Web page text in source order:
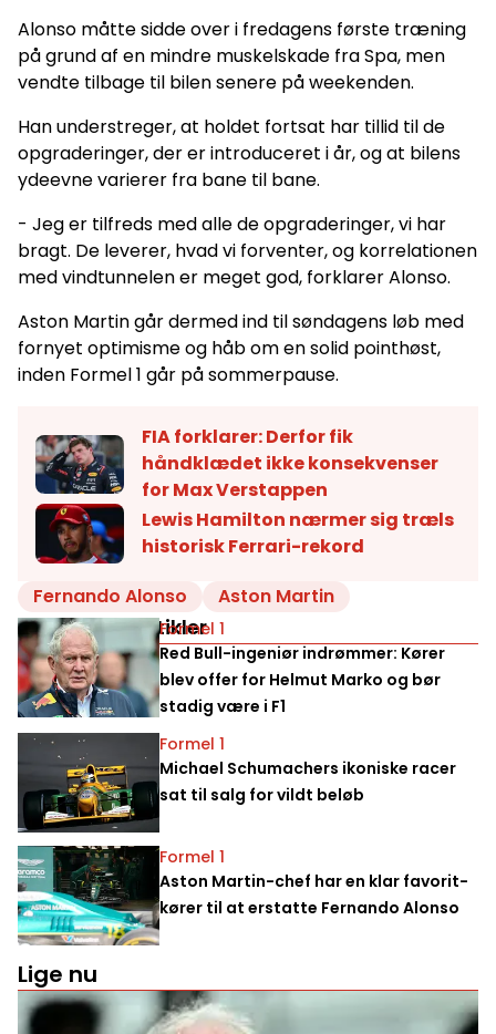
Alonso måtte sidde over i fredagens første træning
på grund af en mindre muskelskade fra Spa, men
vendte tilbage til bilen senere på weekenden.
Han understreger, at holdet fortsat har tillid til de
opgraderinger, der er introduceret i år, og at bilens
ydeevne varierer fra bane til bane.
- Jeg er tilfreds med alle de opgraderinger, vi har
bragt. De leverer, hvad vi forventer, og korrelationen
med vindtunnelen er meget god, forklarer Alonso.
Aston Martin går dermed ind til søndagens løb med
fornyet optimisme og håb om en solid pointhøst,
inden Formel 1 går på sommerpause.
FIA forklarer: Derfor fik
håndklædet ikke konsekvenser
for Max Verstappen
Lewis Hamilton nærmer sig træls
historisk Ferrari-rekord
Fernando Alonso
Aston Martin
Relaterede artikler
Formel 1
Red Bull-ingeniør indrømmer: Kører
blev offer for Helmut Marko og bør
stadig være i F1
Formel 1
Michael Schumachers ikoniske racer
sat til salg for vildt beløb
Formel 1
Aston Martin-chef har en klar favorit-
kører til at erstatte Fernando Alonso
Lige nu